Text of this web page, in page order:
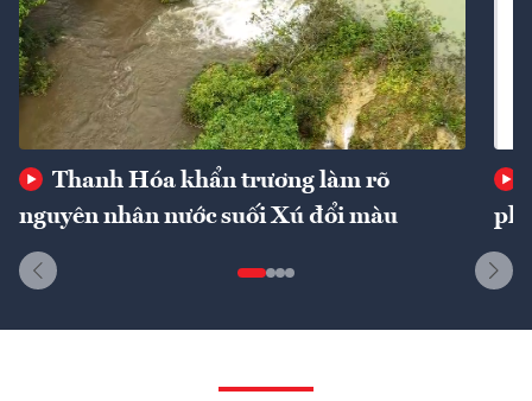
Thanh Hóa khẩn trương làm rõ
nguyên nhân nước suối Xú đổi màu
phí